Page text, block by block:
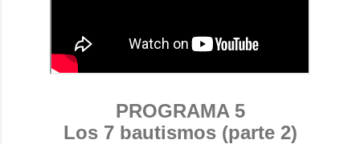
PROGRAMA 5
Los 7 bautismos (parte 2)